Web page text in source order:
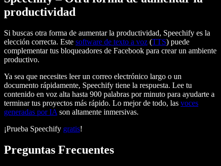
productividad
Si buscas otra forma de aumentar la productividad, Speechify es la
elección correcta. Este software de texto a voz (TTS) puede
complementar tus bloqueadores de Facebook para crear un ambiente
productivo.
Ya sea que necesites leer un correo electrónico largo o un
documento rápidamente, Speechify tiene la respuesta. Lee tu
contenido en voz alta hasta 900 palabras por minuto para ayudarte a
terminar tus proyectos más rápido. Lo mejor de todo, las voces
generadas por IA son altamente inmersivas.
¡Prueba Speechify gratis!
Preguntas Frecuentes